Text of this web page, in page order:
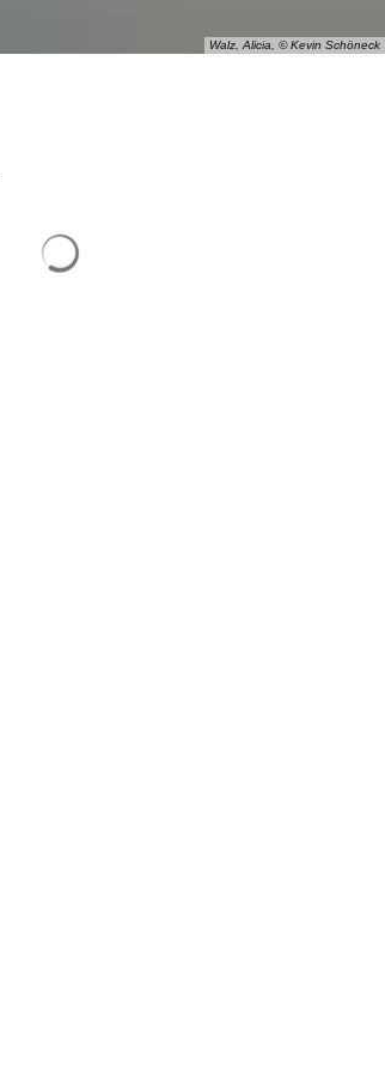
Walz, Alicia, © Kevin Schöneck